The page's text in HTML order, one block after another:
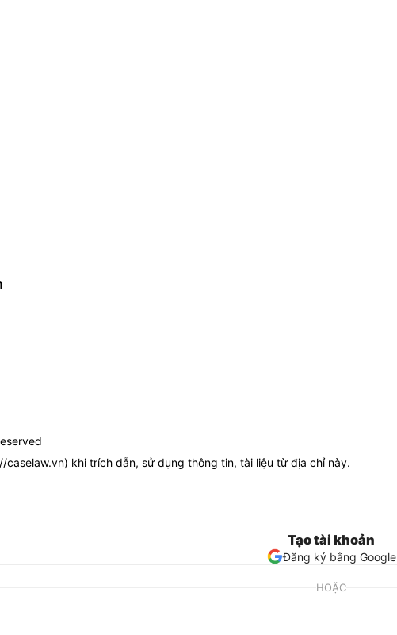
caselaw.vn) khi trích dẫn, sử dụng thông tin, tài liệu từ địa chỉ này.
Tạo tài khoản
Đăng ký bằng Google
HOẶC